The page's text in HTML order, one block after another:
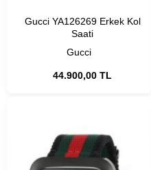
Gucci
Gucci YA126269 Erkek Kol
Saati
44.900,00 TL